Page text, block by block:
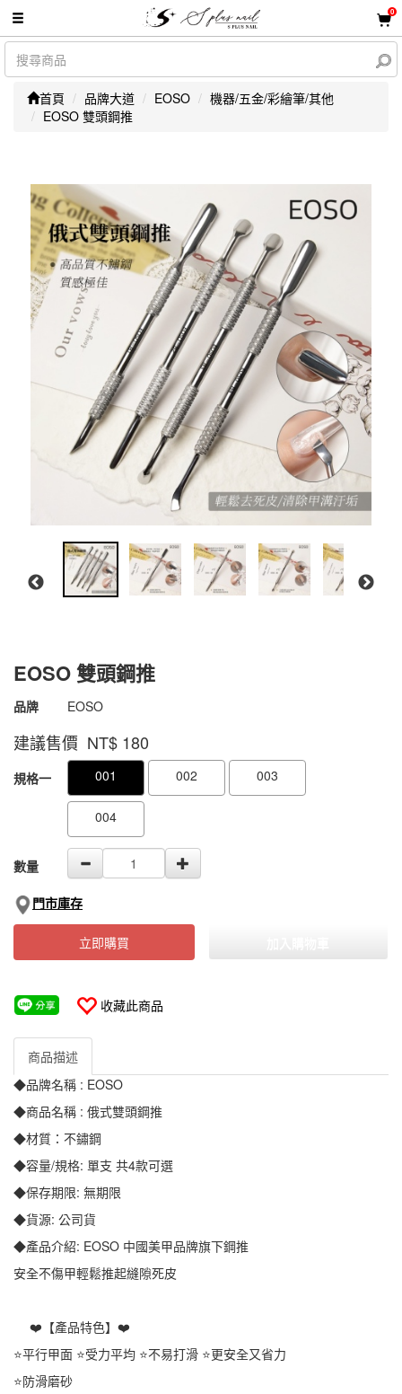
0
首頁 品牌大道 EOSO
機器/五金/彩繪筆/其他
EOSO 雙頭鋼推
EOSO 雙頭鋼推
商品代號 4711075573066
4711075573066
品牌 EOSO
建議售價 NT$ 180
GOODS000000000000001875582
規格一 001 002 003
004
數量
門市庫存
立即購買
收藏此商品
商品描述
◆品牌名稱 : EOSO
◆商品名稱 : 俄式雙頭鋼推
◆材質：不鏽鋼
◆容量/規格: 單支 共4款可選
◆保存期限: 無期限
◆貨源: 公司貨
◆產品介紹: EOSO 中國美甲品牌旗下鋼推
安全不傷甲輕鬆推起縫隙死皮
❤️【產品特色】❤️
⭐平行甲面 ⭐受力平均 ⭐不易打滑 ⭐更安全又省力
⭐防滑磨砂